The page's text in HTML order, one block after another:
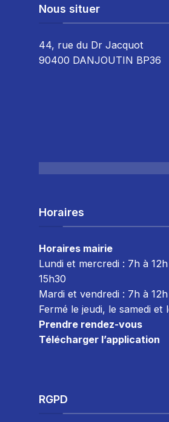
Nous situer
44, rue du Dr Jacquot
90400 DANJOUTIN BP36
Horaires
Horaires mairie
Lundi et mercredi : 7h à
15h30
Mardi et vendredi : 7h à 12h
Fermé le jeudi, le samedi et
Prendre rendez-vous
Télécharger l’application
RGPD